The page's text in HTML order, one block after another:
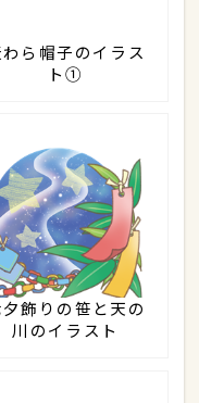
わら帽子のイラス
ト①
飾りの笹と天の
川のイラスト